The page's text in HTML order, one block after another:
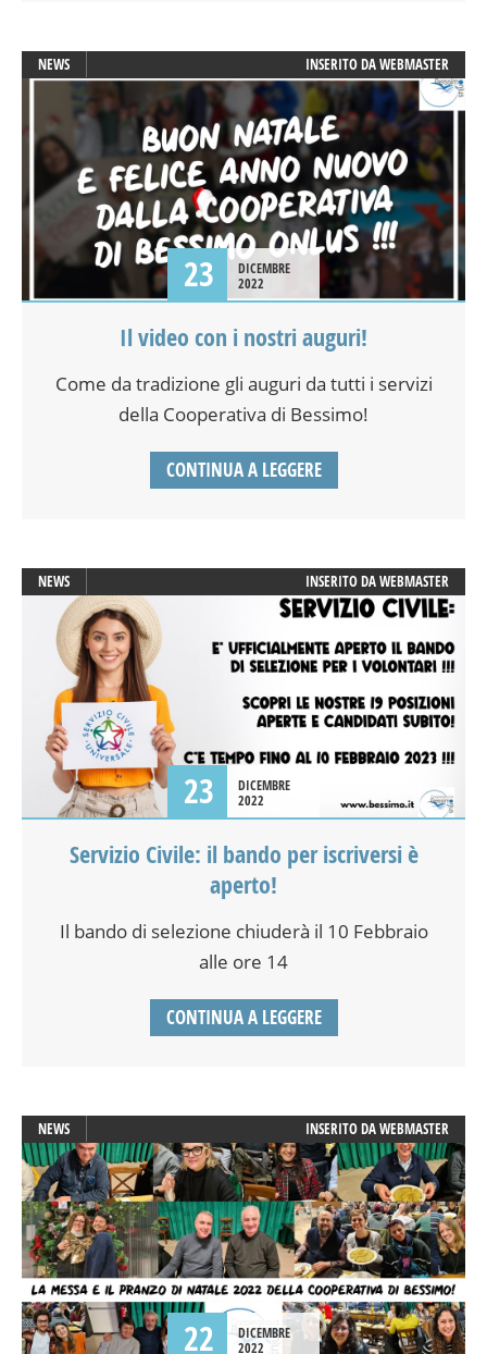
NEWS INSERITO DAWEBMASTER
23
DICEMBRE
2022
Il video con i nostri auguri!
Come da tradizione gli auguri da tutti i servizi
della Cooperativa di Bessimo!
CONTINUA A LEGGERE
NEWS INSERITO DAWEBMASTER
23
DICEMBRE
2022
Servizio Civile: il bando per iscriversi è
aperto!
Il bando di selezione chiuderà il 10 Febbraio
alle ore 14
CONTINUA A LEGGERE
NEWS INSERITO DAWEBMASTER
22
DICEMBRE
2022